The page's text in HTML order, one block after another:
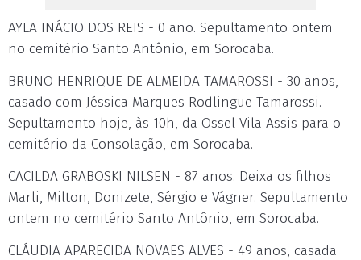
AYLA INÁCIO DOS REIS - 0 ano. Sepultamento ontem
no cemitério Santo Antônio, em Sorocaba.
BRUNO HENRIQUE DE ALMEIDA TAMAROSSI - 30 anos,
casado com Jéssica Marques Rodlingue Tamarossi.
Sepultamento hoje, às 10h, da Ossel Vila Assis para o
cemitério da Consolação, em Sorocaba.
CACILDA GRABOSKI NILSEN - 87 anos. Deixa os filhos
Marli, Milton, Donizete, Sérgio e Vágner. Sepultamento
ontem no cemitério Santo Antônio, em Sorocaba.
CLÁUDIA APARECIDA NOVAES ALVES - 49 anos, casada